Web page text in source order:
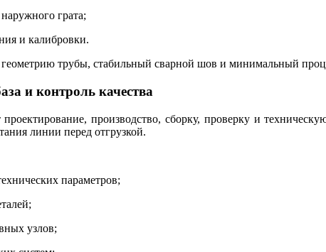
грата;
и калибровки.
трубы, стабильный сварной шов и минимальный
и контроль качества
производство, сборку, проверку и
линии перед отгрузкой.
параметров;
узлов;